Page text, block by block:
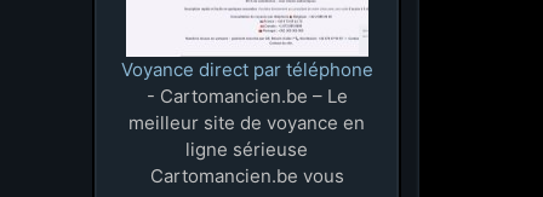
Voyance direct par téléphone
- Cartomancien.be – Le
meilleur site de voyance en
ligne sérieuse
Cartomancien.be vous